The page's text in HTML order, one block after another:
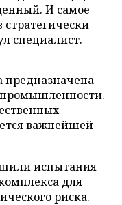
И самое
стратегически
специалист.
предназначена
важнейшей
испытания
для
риска.